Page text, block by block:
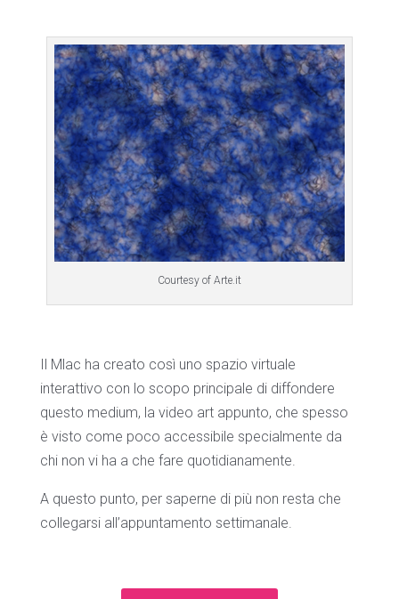
Courtesy of Arte.it
Il Mlac ha creato così uno spazio virtuale
interattivo con lo scopo principale di diffondere
questo medium, la video art appunto, che spesso
è visto come poco accessibile specialmente da
chi non vi ha a che fare quotidianamente.
A questo punto, per saperne di più non resta che
collegarsi all’appuntamento settimanale.